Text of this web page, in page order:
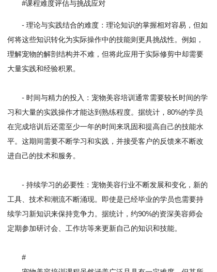
#课程难度评估与挑战应对
- 理论与实践结合的难度：理论知识的掌握相对容易，但如
何将这些知识转化为实际操作中的技能则更具挑战性。例如，
理解宠物的解剖结构并不难，但将此应用于实际修剪中却需要
大量实践和经验积累。
- 时间与精力的投入：宠物美容培训通常需要较长时间的学
习和大量的实践操作才能达到熟练程度。据统计，80%的学员
在完成培训后还需至少一年的时间来巩固和提高自己的技能水
平。这期间需要不断学习和实践，并接受客户的反馈来不断改
进自己的技术和服务。
- 持续学习的必要性：宠物美容行业不断发展和变化，新的
工具、技术和潮流不断涌现。即使是已经毕业的学员也需要持
续学习新知识来保持竞争力。据统计，约90%的资深美容师会
定期参加研讨会、工作坊等来更新自己的知识和技能。
#